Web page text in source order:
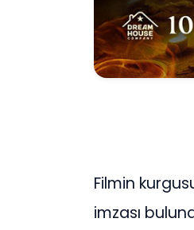
Filmin
imzası